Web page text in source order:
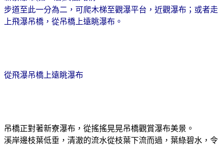
步道至此一分為二，可爬木梯至觀瀑平台，近觀瀑布；或者走
上飛瀑吊橋，從吊橋上遠眺瀑布。
從飛瀑吊橋上遠眺瀑布
吊橋正對著新寮瀑布，從搖搖晃晃吊橋觀賞瀑布美景。
溪岸邊枝葉低垂，清澈的流水從枝葉下流而過，葉綠碧水，令